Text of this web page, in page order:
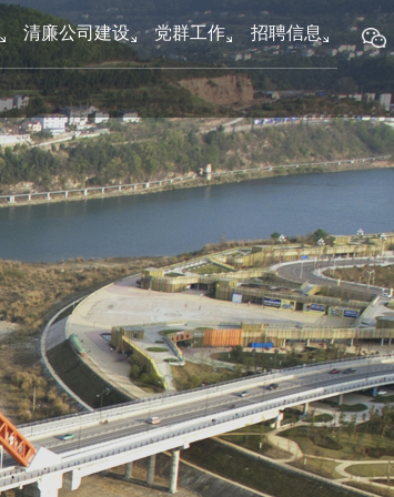
清廉公司建设 党群工作 招聘信息